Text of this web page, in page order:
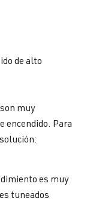
de alto
muy
encendido. Para
es muy
tuneados